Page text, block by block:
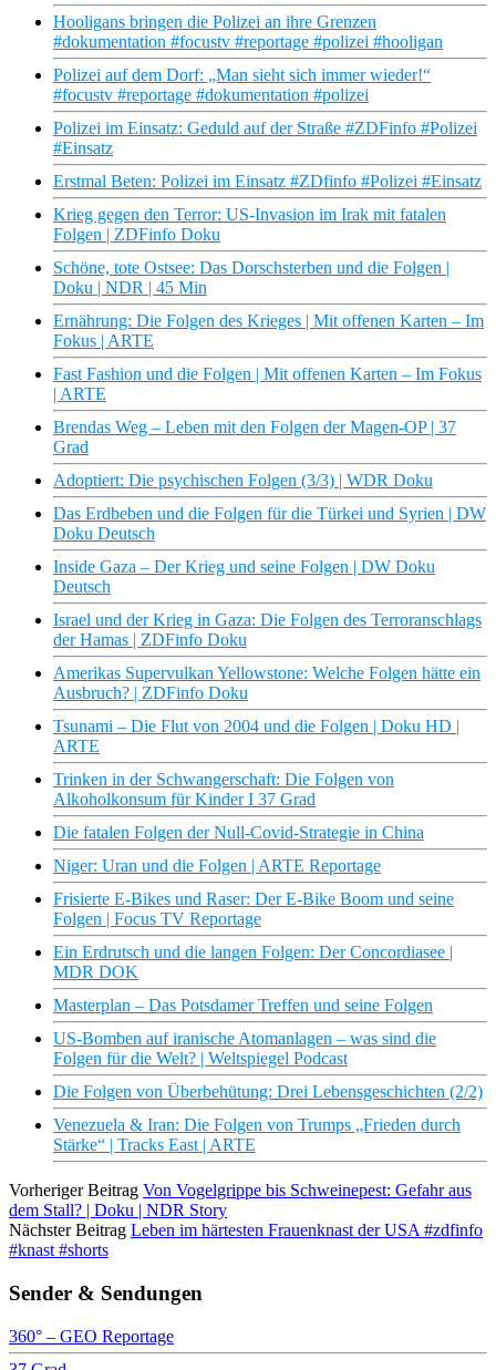
Hooligans bringen die Polizei an ihre Grenzen
#dokumentation #focustv #reportage #polizei #hooligan
Polizei auf dem Dorf: „Man sieht sich immer wieder!“
#focustv #reportage #dokumentation #polizei
Polizei im Einsatz: Geduld auf der Straße #ZDFinfo #Polizei
#Einsatz
Erstmal Beten: Polizei im Einsatz #ZDfinfo #Polizei #Einsatz
Krieg gegen den Terror: US-Invasion im Irak mit fatalen
Folgen | ZDFinfo Doku
Schöne, tote Ostsee: Das Dorschsterben und die Folgen |
Doku | NDR | 45 Min
Ernährung: Die Folgen des Krieges | Mit offenen Karten – Im
Fokus | ARTE
Fast Fashion und die Folgen | Mit offenen Karten – Im Fokus
| ARTE
Brendas Weg – Leben mit den Folgen der Magen-OP | 37
Grad
Adoptiert: Die psychischen Folgen (3/3) | WDR Doku
Das Erdbeben und die Folgen für die Türkei und Syrien | DW
Doku Deutsch
Inside Gaza – Der Krieg und seine Folgen | DW Doku
Deutsch
Israel und der Krieg in Gaza: Die Folgen des Terroranschlags
der Hamas | ZDFinfo Doku
Amerikas Supervulkan Yellowstone: Welche Folgen hätte ein
Ausbruch? | ZDFinfo Doku
Tsunami – Die Flut von 2004 und die Folgen | Doku HD |
ARTE
Trinken in der Schwangerschaft: Die Folgen von
Alkoholkonsum für Kinder I 37 Grad
Die fatalen Folgen der Null-Covid-Strategie in China
Niger: Uran und die Folgen | ARTE Reportage
Frisierte E-Bikes und Raser: Der E-Bike Boom und seine
Folgen | Focus TV Reportage
Ein Erdrutsch und die langen Folgen: Der Concordiasee |
MDR DOK
Masterplan – Das Potsdamer Treffen und seine Folgen
US-Bomben auf iranische Atomanlagen – was sind die
Folgen für die Welt? | Weltspiegel Podcast
Die Folgen von Überbehütung: Drei Lebensgeschichten (2/2)
Venezuela & Iran: Die Folgen von Trumps „Frieden durch
Stärke“ | Tracks East | ARTE
Vorheriger Beitrag Von Vogelgrippe bis Schweinepest: Gefahr aus
dem Stall? | Doku | NDR Story
Nächster Beitrag Leben im härtesten Frauenknast der USA #zdfinfo
#knast #shorts
Sender & Sendungen
360° – GEO Reportage